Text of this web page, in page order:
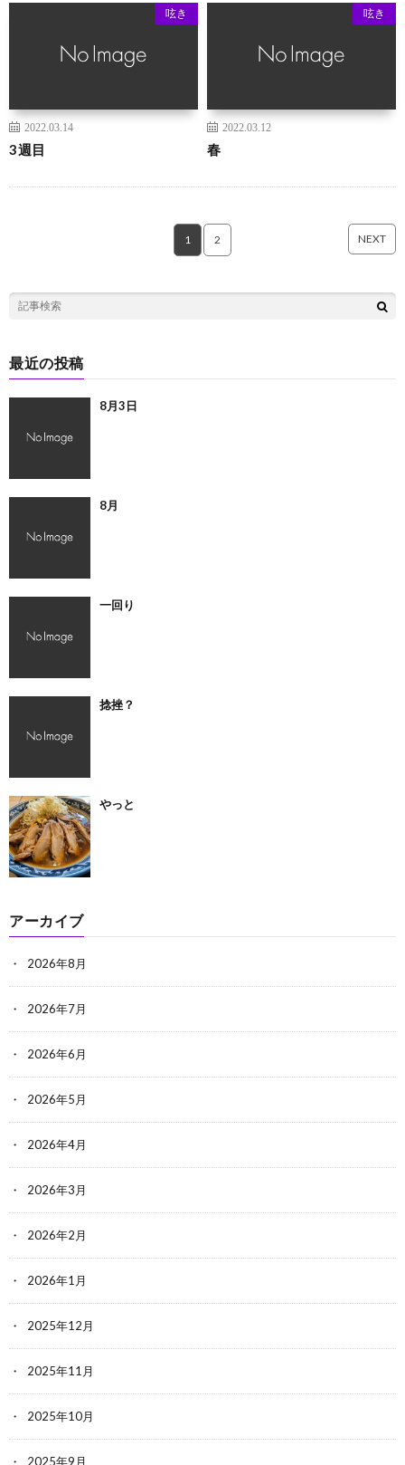
呟き
2022.03.14
3週目
呟き
2022.03.12
春
1 2 NEXT
最近の投稿
8月3日
8月
一回り
捻挫？
やっと
アーカイブ
2026年8月
2026年7月
2026年6月
2026年5月
2026年4月
2026年3月
2026年2月
2026年1月
2025年12月
2025年11月
2025年10月
2025年9月